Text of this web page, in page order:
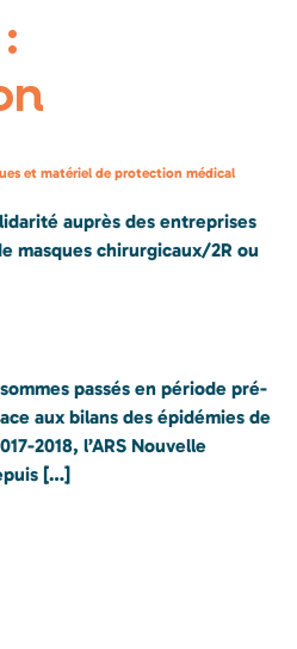
et matériel de protection médical
auprès des entreprises
masques chirurgicaux/2R ou
passés en période pré-
aux bilans des épidémies de
2018, l’ARS Nouvelle
[…]